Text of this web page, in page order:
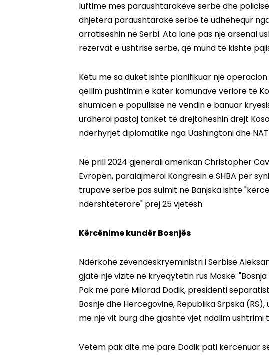
luftime mes paraushtarakëve serbë dhe
dhjetëra paraushtarakë serbë të udhëhequr
arratiseshin në Serbi. Ata lanë pas një arsenal
rezervat e ushtrisë serbe, që mund të kishte
Këtu me sa duket ishte planifikuar një
qëllim pushtimin e katër komunave veriore të
shumicën e popullsisë në vendin e banuar
urdhëroi pastaj tanket të drejtoheshin drejt
ndërhyrjet diplomatike nga Uashingtoni dhe
Në prill 2024 gjenerali amerikan Christopher
Evropën, paralajmëroi Kongresin e SHBA për
trupave serbe pas sulmit në Banjska ishte
ndërshtetërore" prej 25 vjetësh.
Kërcënime kundër Bosnjës
Ndërkohë zëvendëskryeministri i Serbisë
gjatë një vizite në kryeqytetin rus Moskë:
Pak më parë Milorad Dodik, presidenti
Bosnje dhe Hercegovinë, Republika Srpska
me një vit burg dhe gjashtë vjet ndalim ushtrimi
Vetëm pak ditë më parë Dodik pati kërcënuar